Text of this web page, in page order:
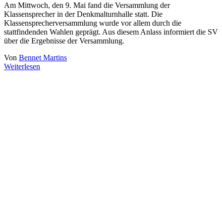
Am Mittwoch, den 9. Mai fand die Versammlung der
Klassensprecher in der Denkmalturnhalle statt. Die
Klassensprecherversammlung wurde vor allem durch die
stattfindenden Wahlen geprägt. Aus diesem Anlass informiert die SV
über die Ergebnisse der Versammlung.
Von Bennet Martins
Weiterlesen